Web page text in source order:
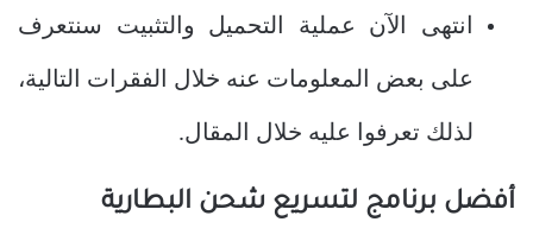
انتهى الآن عملية التحميل والتثبيت سنتعرف
على بعض المعلومات عنه خلال الفقرات التالية،
لذلك تعرفوا عليه خلال المقال.
أفضل برنامج لتسريع شحن البطارية